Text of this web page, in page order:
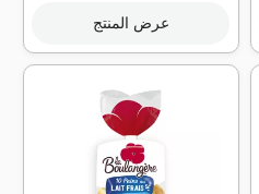
عرض المنتج